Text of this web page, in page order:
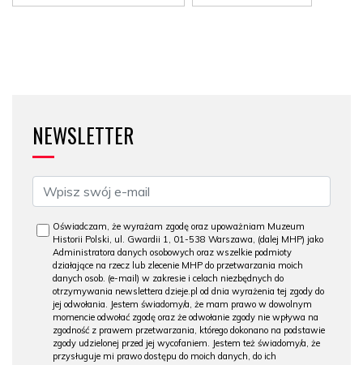
NEWSLETTER
Oświadczam, że wyrażam zgodę oraz upoważniam Muzeum
Historii Polski, ul. Gwardii 1, 01-538 Warszawa, (dalej MHP) jako
Administratora danych osobowych oraz wszelkie podmioty
działające na rzecz lub zlecenie MHP do przetwarzania moich
danych osob. (e-mail) w zakresie i celach niezbędnych do
otrzymywania newslettera dzieje.pl od dnia wyrażenia tej zgody do
jej odwołania. Jestem świadomy/a, że mam prawo w dowolnym
momencie odwołać zgodę oraz że odwołanie zgody nie wpływa na
zgodność z prawem przetwarzania, którego dokonano na podstawie
zgody udzielonej przed jej wycofaniem. Jestem też świadomy/a, że
przysługuje mi prawo dostępu do moich danych, do ich